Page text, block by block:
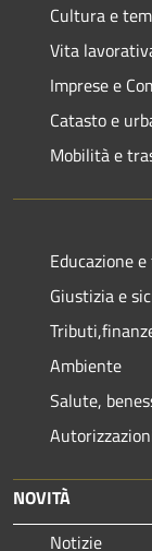
Cultura e
Vita
Imprese e
Catasto e
Mobilità e
Educazione
Giustizia e
Ambiente
Salute,
NOVITÀ
Notizie